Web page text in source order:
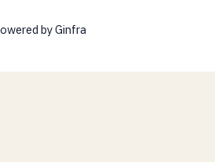
by Ginfra